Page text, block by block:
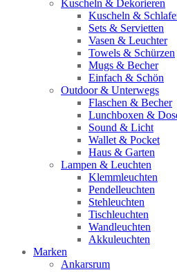
Kuscheln & Dekorieren
Kuscheln &
Sets & Servietten
Vasen & Leuchter
Towels & Schürzen
Mugs & Becher
Einfach & Schön
Outdoor & Unterwegs
Flaschen & Becher
Lunchboxen &
Sound & Licht
Wallet & Pocket
Haus & Garten
Lampen & Leuchten
Klemmleuchten
Pendelleuchten
Stehleuchten
Tischleuchten
Wandleuchten
Akkuleuchten
Marken
Ankarsrum